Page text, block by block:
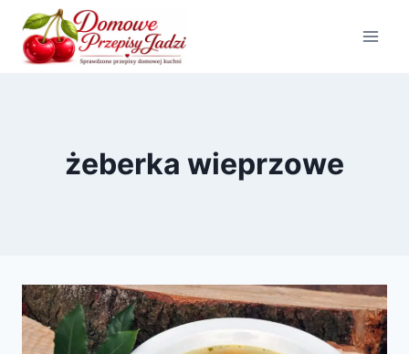
Przejdź
treści
żeberka wieprzowe